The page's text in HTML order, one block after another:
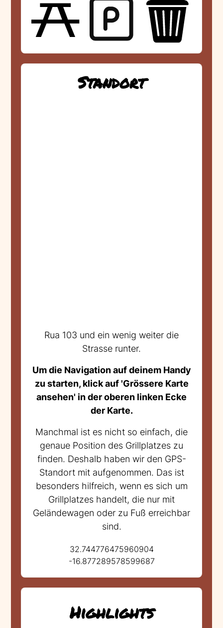
Standort
Rua 103 und ein wenig weiter die
Strasse runter.
Um die Navigation auf deinem Handy
zu starten, klick auf 'Grössere Karte
ansehen' in der oberen linken Ecke
der Karte.
Manchmal ist es nicht so einfach, die
genaue Position des Grillplatzes zu
finden. Deshalb haben wir den GPS-
Standort mit aufgenommen. Das ist
besonders hilfreich, wenn es sich um
Grillplatzes handelt, die nur mit
Geländewagen oder zu Fuß erreichbar
sind.
32.744776475960904
-16.877289578599687
Highlights